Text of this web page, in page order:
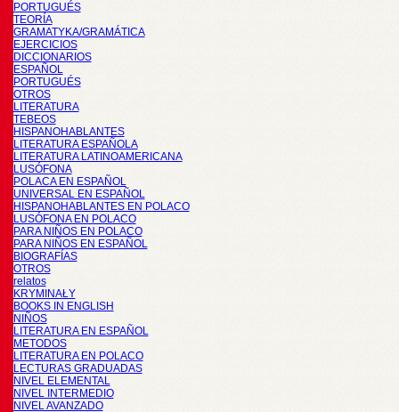
PORTUGUÉS
TEORÍA
GRAMATYKA/GRAMÁTICA
EJERCICIOS
DICCIONARIOS
ESPAÑOL
PORTUGUÉS
OTROS
LITERATURA
TEBEOS
HISPANOHABLANTES
LITERATURA ESPAÑOLA
LITERATURA LATINOAMERICANA
LUSÓFONA
POLACA EN ESPAÑOL
UNIVERSAL EN ESPAÑOL
HISPANOHABLANTES EN POLACO
LUSÓFONA EN POLACO
PARA NIÑOS EN POLACO
PARA NIÑOS EN ESPAÑOL
BIOGRAFÍAS
OTROS
relatos
KRYMINAŁY
BOOKS IN ENGLISH
NIÑOS
LITERATURA EN ESPAÑOL
METODOS
LITERATURA EN POLACO
LECTURAS GRADUADAS
NIVEL ELEMENTAL
NIVEL INTERMEDIO
NIVEL AVANZADO